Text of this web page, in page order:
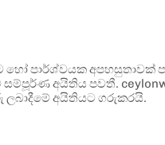
පාර්ශ්වයක
අයිතිය පවතී.
අයිතියට ගරුකරයි.